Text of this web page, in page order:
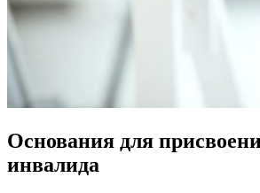
Основания для
инвалида